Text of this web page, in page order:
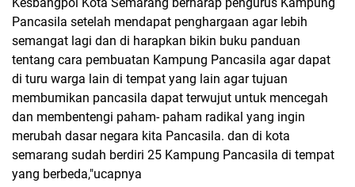
Pancasila setelah mendapat penghargaan agar lebih
semangat lagi dan di harapkan bikin buku panduan
tentang cara pembuatan Kampung Pancasila agar dapat
di turu warga lain di tempat yang lain agar tujuan
membumikan pancasila dapat terwujut untuk mencegah
dan membentengi paham- paham radikal yang ingin
merubah dasar negara kita Pancasila. dan di kota
semarang sudah berdiri 25 Kampung Pancasila di tempat
yang berbeda,"ucapnya